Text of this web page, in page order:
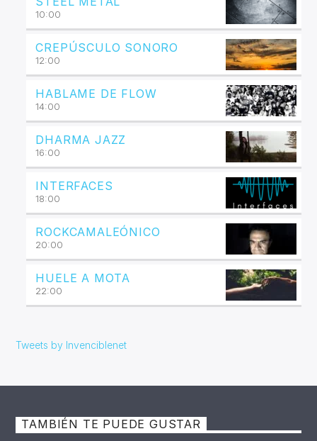
10:00
CREPÚSCULO SONORO
12:00
HABLAME DE FLOW
14:00
DHARMA JAZZ
16:00
INTERFACES
18:00
ROCKCAMALEÓNICO
20:00
HUELE A MOTA
22:00
Tweets by Invenciblenet
TAMBIÉN TE PUEDE GUSTAR